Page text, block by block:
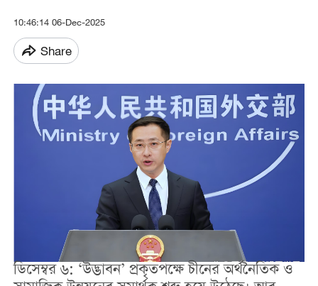
10:46:14 06-Dec-2025
Share
ডিসেম্বর ৬: ‘উদ্ভাবন’ প্রকৃতপক্ষে চীনের অর্থনৈতিক ও